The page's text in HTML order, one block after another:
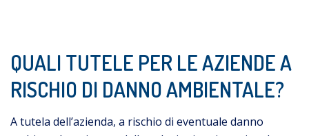
QUALI TUTELE PER LE AZIENDE A
RISCHIO DI DANNO AMBIENTALE?
A tutela dell’azienda, a rischio di eventuale danno